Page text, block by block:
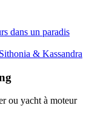
dans un paradis
& Kassandra
ou yacht à moteur